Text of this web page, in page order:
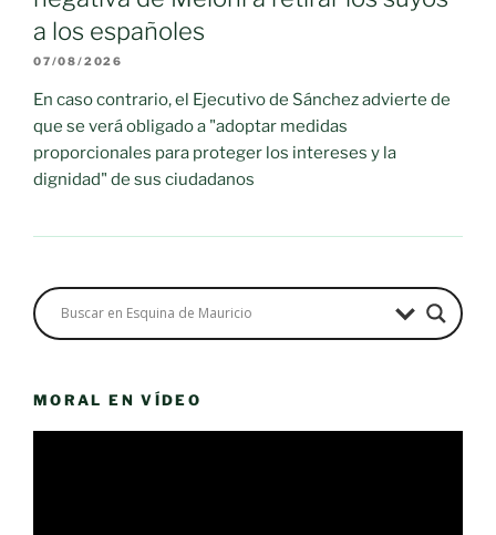
a los españoles
07/08/2026
En caso contrario, el Ejecutivo de Sánchez advierte de
que se verá obligado a "adoptar medidas
proporcionales para proteger los intereses y la
dignidad" de sus ciudadanos
MORAL EN VÍDEO